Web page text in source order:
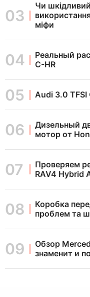
Чи
міфи
Реальный
C-HR
Audi 3.0 TFSI
Дизельный
мотор от
Проверяем
RAV4 Hybrid
Коробка
проблем та
Обзор
знаменит и